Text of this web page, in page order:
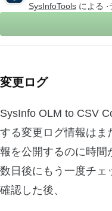
SysInfoTools による
変更ログ
SysInfo OLM to CSV
する変更ログ情報はま
報を公開するのに時間
数日後にもう一度チェ
確認した後、